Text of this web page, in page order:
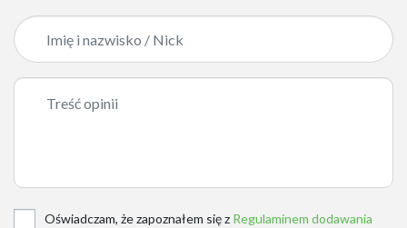
Oświadczam, że zapoznałem się z Regulaminem dodawania